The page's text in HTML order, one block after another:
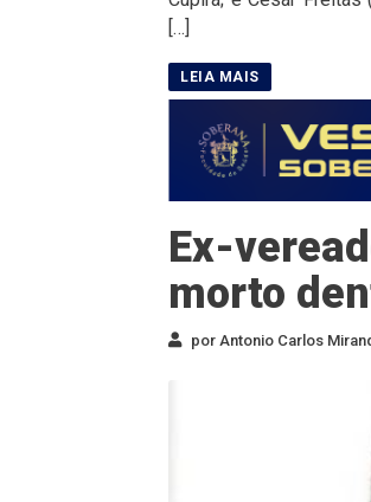
[…]
Ex-
morto
por Antonio Carlos